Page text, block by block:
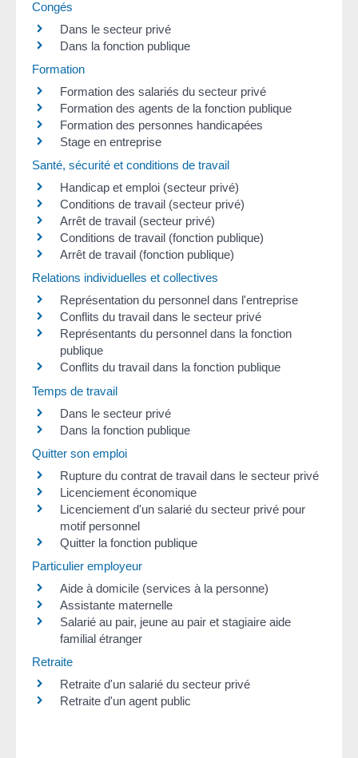
Congés
Dans le secteur privé
Dans la fonction publique
Formation
Formation des salariés du secteur privé
Formation des agents de la fonction publique
Formation des personnes handicapées
Stage en entreprise
Santé, sécurité et conditions de travail
Handicap et emploi (secteur privé)
Conditions de travail (secteur privé)
Arrêt de travail (secteur privé)
Conditions de travail (fonction publique)
Arrêt de travail (fonction publique)
Relations individuelles et collectives
Représentation du personnel dans l'entreprise
Conflits du travail dans le secteur privé
Représentants du personnel dans la fonction
publique
Conflits du travail dans la fonction publique
Temps de travail
Dans le secteur privé
Dans la fonction publique
Quitter son emploi
Rupture du contrat de travail dans le secteur privé
Licenciement économique
Licenciement d'un salarié du secteur privé pour
motif personnel
Quitter la fonction publique
Particulier employeur
Aide à domicile (services à la personne)
Assistante maternelle
Salarié au pair, jeune au pair et stagiaire aide
familial étranger
Retraite
Retraite d'un salarié du secteur privé
Retraite d'un agent public